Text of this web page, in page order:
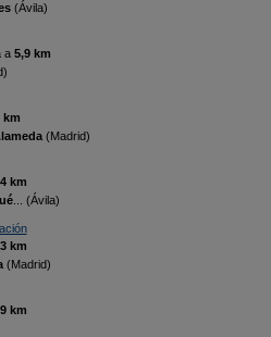
(Ávila)
a 5,9 km
km
(Madrid)
km
... (Ávila)
km
(Madrid)
km